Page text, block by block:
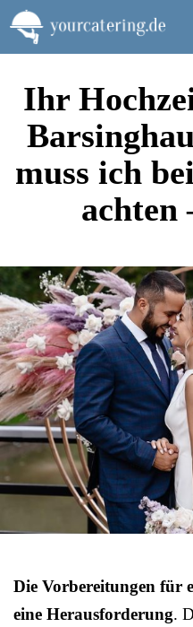
Zum
Inhalt
springen
Ihr
muss ich
achten
Die Vorbereitungen für
eine Herausforderung.